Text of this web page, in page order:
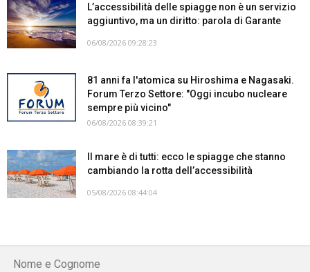
L’accessibilità delle spiagge non è un servizio
aggiuntivo, ma un diritto: parola di Garante
06/08/2026 09:28:23
81 anni fa l'atomica su Hiroshima e Nagasaki.
Forum Terzo Settore: "Oggi incubo nucleare
sempre più vicino"
06/08/2026 08:39:21
Il mare è di tutti: ecco le spiagge che stanno
cambiando la rotta dell’accessibilità
05/08/2026 08:44:04